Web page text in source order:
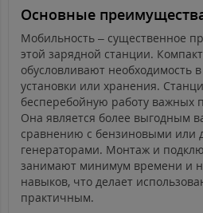
Основные
Мобильность – существенное
этой зарядной станции.
обусловливают необходимость
установки или хранения.
бесперебойную работу важных
Она является более выгодным
сравнению с бензиновыми или
генераторами. Монтаж и
занимают минимум времени и
навыков, что делает
практичным.